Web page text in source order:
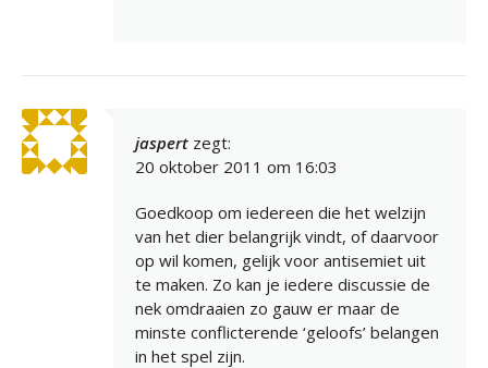
jaspert zegt:
20 oktober 2011 om 16:03
Goedkoop om iedereen die het welzijn
van het dier belangrijk vindt, of daarvoor
op wil komen, gelijk voor antisemiet uit
te maken. Zo kan je iedere discussie de
nek omdraaien zo gauw er maar de
minste conflicterende ‘geloofs’ belangen
in het spel zijn.